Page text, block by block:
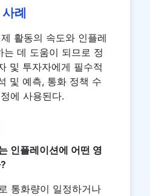
례
활동의 속도와 인플레
는 데 도움이 되므로 정
및 투자자에게 필수적
및 예측, 통화 정책 수
에 사용된다.
인플레이션에 어떤 영
통화량이 일정하거나